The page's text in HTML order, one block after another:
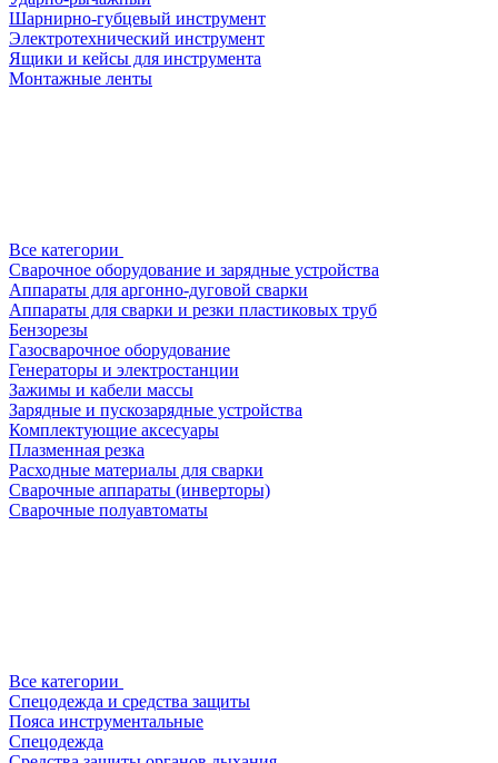
Шарнирно-губцевый инструмент
Электротехнический инструмент
Ящики и кейсы для инструмента
Монтажные ленты
Все категории
Сварочное оборудование и зарядные устройства
Аппараты для аргонно-дуговой сварки
Аппараты для сварки и резки пластиковых труб
Бензорезы
Газосварочное оборудование
Генераторы и электростанции
Зажимы и кабели массы
Зарядные и пускозарядные устройства
Комплектующие аксесуары
Плазменная резка
Расходные материалы для сварки
Сварочные аппараты (инверторы)
Сварочные полуавтоматы
Все категории
Спецодежда и средства защиты
Пояса инструментальные
Спецодежда